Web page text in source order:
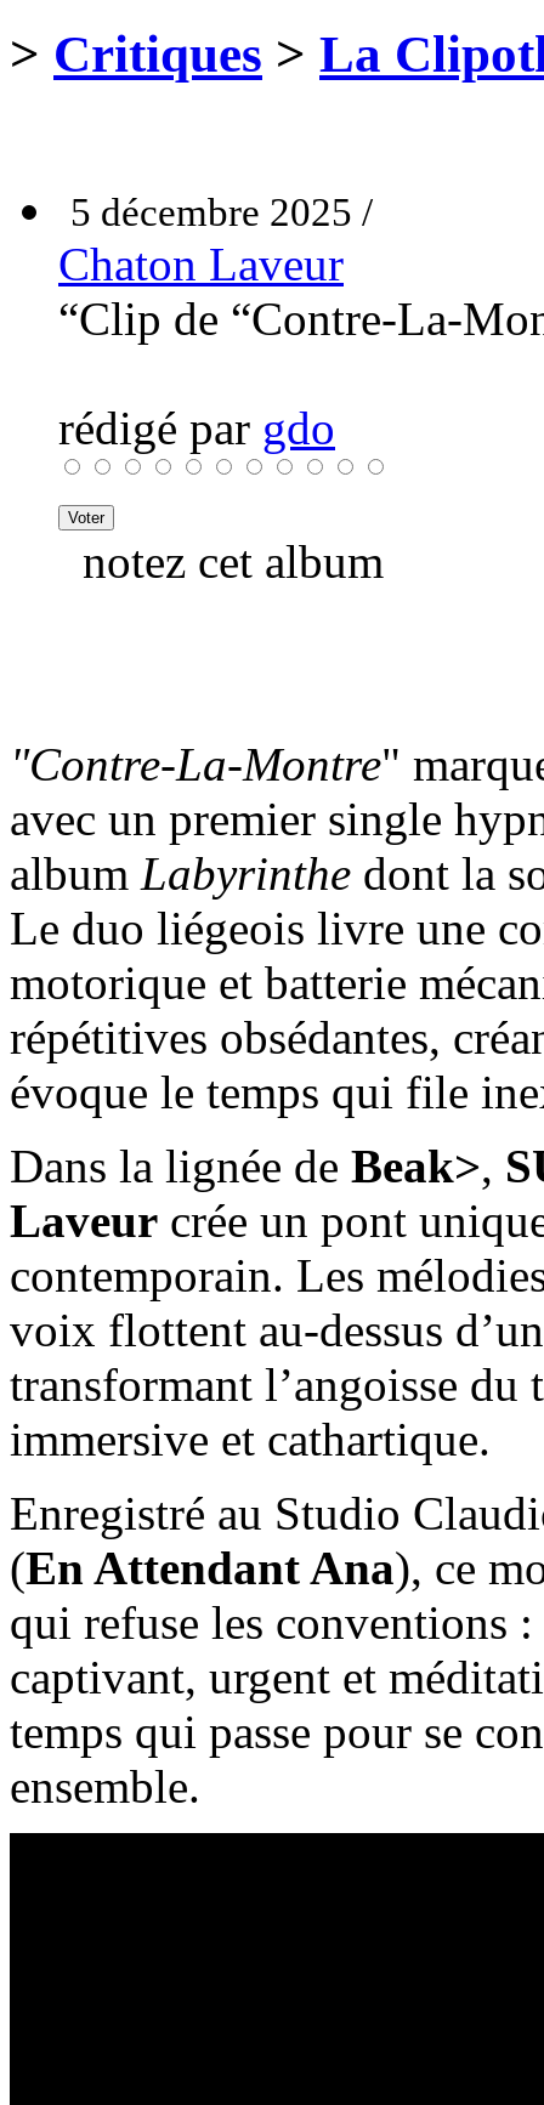
> Critiques > La
5 décembre 2025 /
Chaton Laveur
“Clip de “Contre-La-
rédigé par gdo
notez cet album
"Contre-La-Montre"
avec un premier single
album Labyrinthe dont la
Le duo liégeois livre une
motorique et batterie
répétitives obsédantes,
évoque le temps qui file
Dans la lignée de Beak>,
Laveur crée un pont
contemporain. Les
voix flottent au-dessus
transformant l’angoisse du
immersive et cathartique.
Enregistré au Studio
(En Attendant Ana), ce
qui refuse les conventions
captivant, urgent et
temps qui passe pour se
ensemble.